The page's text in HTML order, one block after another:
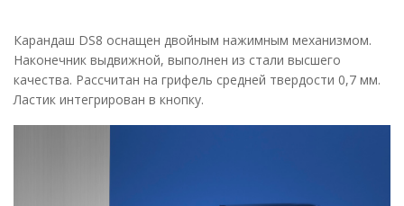
Карандаш DS8 оснащен двойным нажимным механизмом.
Наконечник выдвижной, выполнен из стали высшего
качества. Рассчитан на грифель средней твердости 0,7 мм.
Ластик интегрирован в кнопку.